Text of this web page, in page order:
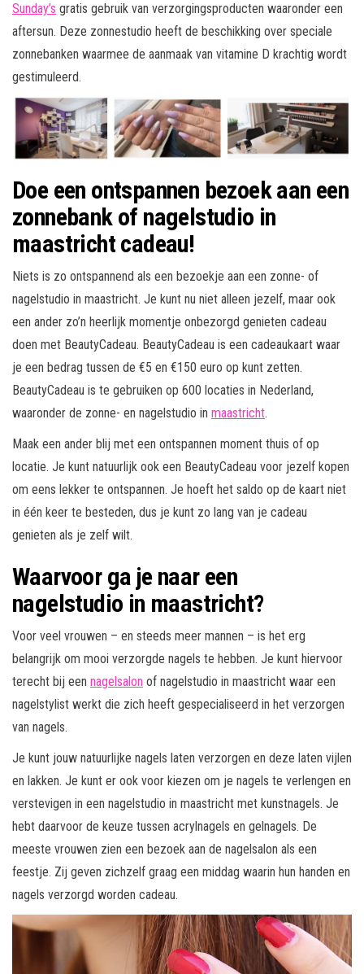
Sunday’s gratis gebruik van verzorgingsproducten waaronder een
aftersun. Deze zonnestudio heeft de beschikking over speciale
zonnebanken waarmee de aanmaak van vitamine D krachtig wordt
gestimuleerd.
Doe een ontspannen bezoek aan een
zonnebank of nagelstudio in
maastricht cadeau!
Niets is zo ontspannend als een bezoekje aan een zonne- of
nagelstudio in maastricht. Je kunt nu niet alleen jezelf, maar ook
een ander zo’n heerlijk momentje onbezorgd genieten cadeau
doen met BeautyCadeau. BeautyCadeau is een cadeaukaart waar
je een bedrag tussen de €5 en €150 euro op kunt zetten.
BeautyCadeau is te gebruiken op 600 locaties in Nederland,
waaronder de zonne- en nagelstudio in maastricht.
Maak een ander blij met een ontspannen moment thuis of op
locatie. Je kunt natuurlijk ook een BeautyCadeau voor jezelf kopen
om eens lekker te ontspannen. Je hoeft het saldo op de kaart niet
in één keer te besteden, dus je kunt zo lang van je cadeau
genieten als je zelf wilt.
Waarvoor ga je naar een
nagelstudio in maastricht?
Voor veel vrouwen – en steeds meer mannen – is het erg
belangrijk om mooi verzorgde nagels te hebben. Je kunt hiervoor
terecht bij een nagelsalon of nagelstudio in maastricht waar een
nagelstylist werkt die zich heeft gespecialiseerd in het verzorgen
van nagels.
Je kunt jouw natuurlijke nagels laten verzorgen en deze laten vijlen
en lakken. Je kunt er ook voor kiezen om je nagels te verlengen en
verstevigen in een nagelstudio in maastricht met kunstnagels. Je
hebt daarvoor de keuze tussen acrylnagels en gelnagels. De
meeste vrouwen zien een bezoek aan de nagelsalon als een
feestje. Zij geven zichzelf graag een middag waarin hun handen en
nagels verzorgd worden cadeau.